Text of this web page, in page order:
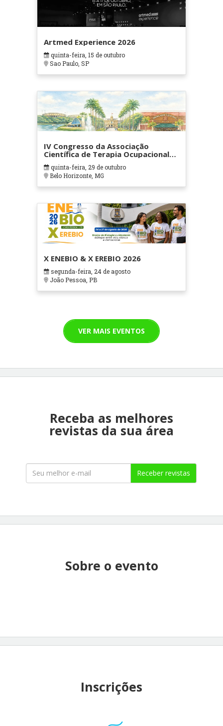
Artmed Experience 2026
quinta-feira, 15 de outubro
Sao Paulo, SP
IV Congresso da Associação
Científica de Terapia Ocupacional
em Contextos Hospitalares e
Cuidados Paliativos - ATOHOSP
quinta-feira, 29 de outubro
Belo Horizonte, MG
X ENEBIO & X EREBIO 2026
segunda-feira, 24 de agosto
João Pessoa, PB
VER MAIS EVENTOS
Receba as melhores
revistas da sua área
Receber revistas
Sobre o evento
Inscrições